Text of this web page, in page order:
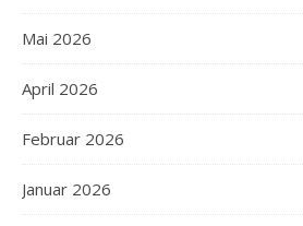
Mai 2026
April 2026
Februar 2026
Januar 2026